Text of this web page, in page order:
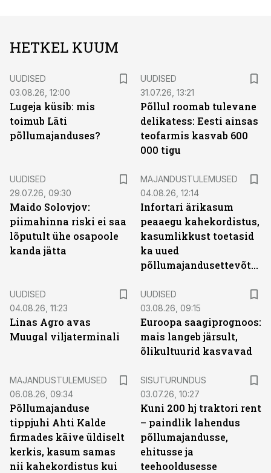
HETKEL KUUM
UUDISED
03.08.26, 12:00
Lugeja küsib: mis
toimub Läti
põllumajanduses?
UUDISED
31.07.26, 13:21
Põllul roomab tulevane
delikatess: Eesti ainsas
teofarmis kasvab 600
000 tigu
UUDISED
29.07.26, 09:30
Maido Solovjov:
piimahinna riski ei saa
lõputult ühe osapoole
kanda jätta
MAJANDUSTULEMUSED
04.08.26, 12:14
Infortari ärikasum
peaaegu kahekordistus,
kasumlikkust toetasid
ka uued
põllumajandusettevõtted
UUDISED
04.08.26, 11:23
Linas Agro avas
Muugal viljaterminali
UUDISED
03.08.26, 09:15
Euroopa saagiprognoos:
mais langeb järsult,
õlikultuurid kasvavad
MAJANDUSTULEMUSED
06.08.26, 09:34
Põllumajanduse
tippjuhi Ahti Kalde
firmades käive üldiselt
kerkis, kasum samas
nii kahekordistus kui
SISUTURUNDUS
03.07.26, 10:27
Kuni 200 hj traktori rent
– paindlik lahendus
põllumajandusse,
ehitusse ja
teehooldusesse